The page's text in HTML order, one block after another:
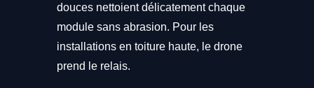
douces nettoient délicatement chaque
module sans abrasion. Pour les
installations en toiture haute, le drone
prend le relais.